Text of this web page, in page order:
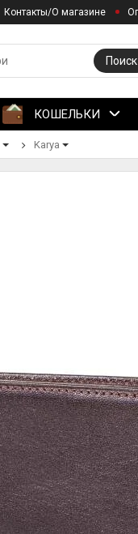
Контакты/О магазине
Поиск
КОШЕЛЬКИ
Karya